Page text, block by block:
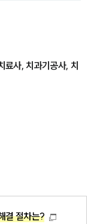
료사, 치과기공사, 치
결 절차는?